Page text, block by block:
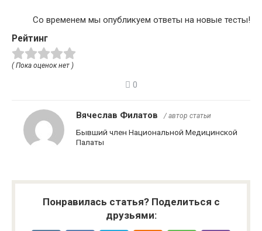
Со временем мы опубликуем ответы на новые тесты!
Рейтинг
( Пока оценок нет )
0
Вячеслав Филатов / автор статьи
Бывший член Национальной Медицинской
Палаты
Понравилась статья? Поделиться с
друзьями: